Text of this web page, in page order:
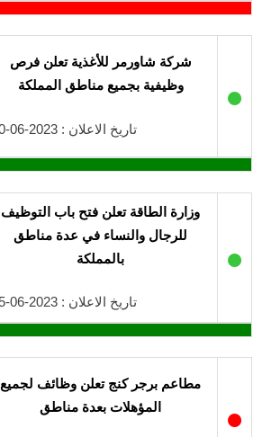
●
شركة شاورمر للأغذية تعلن فرص
وظيفية بجميع مناطق المملكة
تاريخ الاعلان : 2023-06-20
●
وزارة الطاقة تعلن فتح باب التوظيف
للرجال والنساء في عدة مناطق
بالمملكة
تاريخ الاعلان : 2023-06-15
●
مطاعم برجر كنج تعلن وظائف لجميع
المؤهلات بعدة مناطق